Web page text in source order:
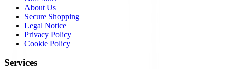
About Us
Secure Shopping
Legal Notice
Privacy Policy
Cookie Policy
Services